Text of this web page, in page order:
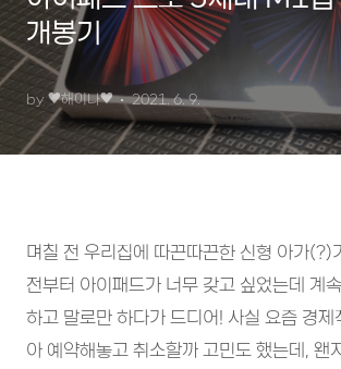
개봉기
by ♥︎해이나♥︎ 2021. 6. 9.
며칠 전 우리집에 따끈따끈한 신형 아가
전부터 아이패드가 너무 갖고 싶었는데 계
하고 말로만 하다가 드디어! 사실 요즘 경
아 예약해놓고 취소할까 고민도 했는데, 왠